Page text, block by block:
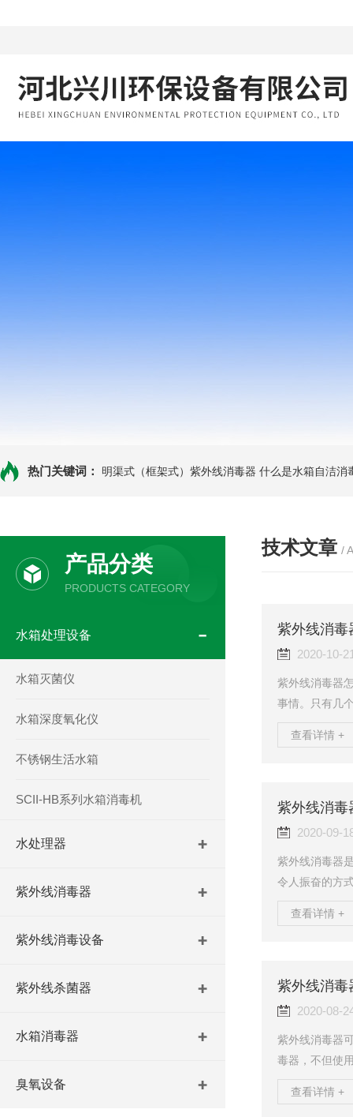
热门关键词： 明渠式（框架式）紫外线消毒器 什么是水箱自洁消
产品分类
PRODUCTS CATEGORY
水箱处理设备
水箱灭菌仪
水箱深度氧化仪
不锈钢生活水箱
SCII-HB系列水箱消毒机
水处理器
紫外线消毒器
紫外线消毒设备
紫外线杀菌器
水箱消毒器
臭氧设备
技术文章 /
紫外线消毒
2020-10-
紫外线消毒器
事情。只有几
污染物。您
维护它不是一
护。一、紫外
查看详情 +
紫外线消毒
2020-09-
紫外线消毒器
令人振奋的方
止的时光，但
虫，隐孢子虫
病的细菌和寄
查看详情 +
紫外线消毒
2020-08-
紫外线消毒器
毒器，不但使
低、*、光射
查看详情 +